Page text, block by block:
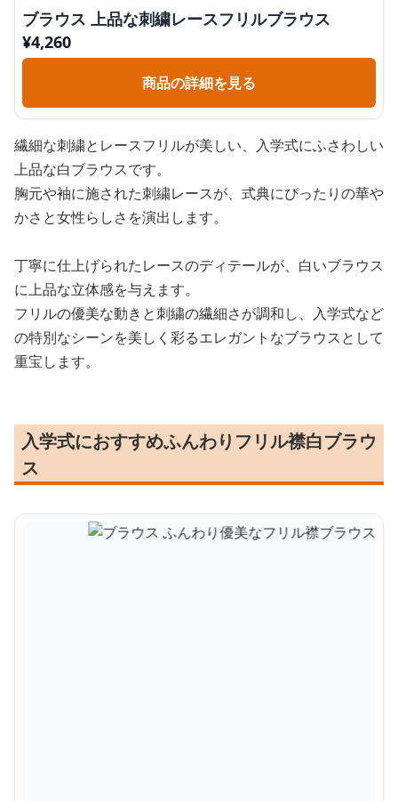
ブラウス 上品な刺繍レースフリルブラウス
¥4,260
商品の詳細を見る
繊細な刺繍とレースフリルが美しい、入学式にふさわしい
上品な白ブラウスです。
胸元や袖に施された刺繍レースが、式典にぴったりの華や
かさと女性らしさを演出します。
丁寧に仕上げられたレースのディテールが、白いブラウス
に上品な立体感を与えます。
フリルの優美な動きと刺繍の繊細さが調和し、入学式など
の特別なシーンを美しく彩るエレガントなブラウスとして
重宝します。
入学式におすすめふんわりフリル襟白ブラウ
ス